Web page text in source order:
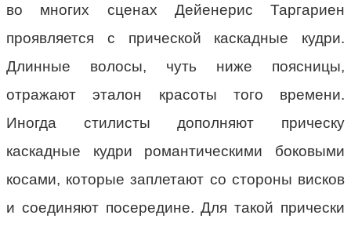
во многих сценах Дейенерис Таргариен
проявляется с прической каскадные кудри.
Длинные волосы, чуть ниже поясницы,
отражают эталон красоты того времени.
Иногда стилисты дополняют прическу
каскадные кудри романтическими боковыми
косами, которые заплетают со стороны висков
и соединяют посередине. Для такой прически